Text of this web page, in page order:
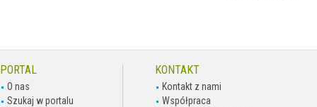
PORTAL
O nas
Szukaj w portalu
KONTAKT
Kontakt z nami
Współpraca